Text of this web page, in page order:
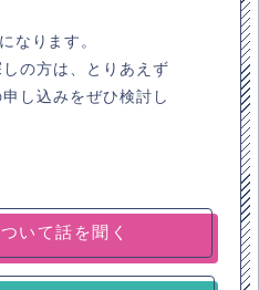
なります。
の方は、とりあえず
し込みをぜひ検討し